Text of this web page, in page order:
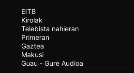
EITB
Kirolak
Telebista nahieran
Primeran
Gaztea
Makusi
Guau - Gure Audioa